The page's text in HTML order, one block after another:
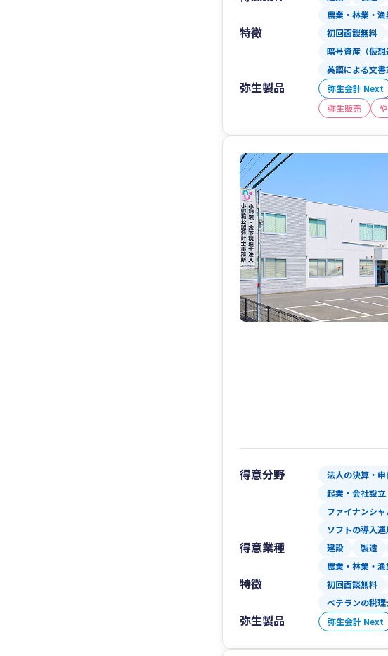
農業・林業・漁
特徴 初回面談無料
暗号資産（仮
英語による文書
弥生製品 弥生会計 Next
弥生販売
得意分野 法人の決算・申
起業・会社設立
ファイナンシ
ソフトの導入
得意業種 建設 製造
農業・林業・漁
特徴 初回面談無料
ベテランの税理
弥生製品 弥生会計 Next